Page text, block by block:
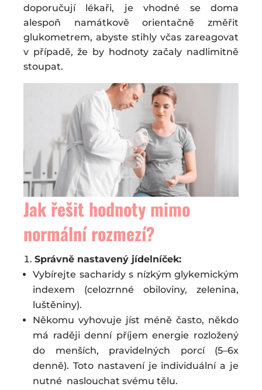
doporučují lékaři, je vhodné se doma
alespoň namátkově orientačně změřit
glukometrem, abyste stihly včas zareagovat
v případě, že by hodnoty začaly nadlimitně
stoupat.
Jak řešit hodnoty mimo
normální rozmezí?
Správně nastavený jídelníček:
Vybírejte sacharidy s nízkým glykemickým
indexem (celozrnné obiloviny, zelenina,
luštěniny).
Někomu vyhovuje jíst méně často, někdo
má raději denní příjem energie rozložený
do menších, pravidelných porcí (5–6x
denně). Toto nastavení je individuální a je
nutné naslouchat svému tělu.